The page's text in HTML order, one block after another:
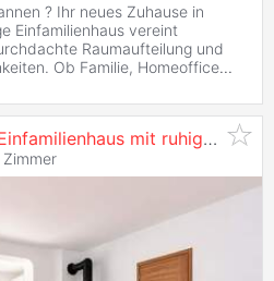
? Ihr neues Zuhause in
Einfamilienhaus vereint
Raumaufteilung und
Ob Familie, Homeoffice...
Renoviertes 4-Zimmer-Einfamilienhaus mit ruhigem Garten, Dachterrasse & Ausbaureserve
Zimmer